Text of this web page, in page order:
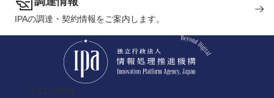
IPAの調達・契約情報をご案内します。
〒113-6591